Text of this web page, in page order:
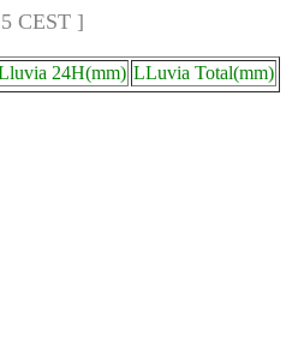
CEST ]
24H(mm) LLuvia Total(mm)